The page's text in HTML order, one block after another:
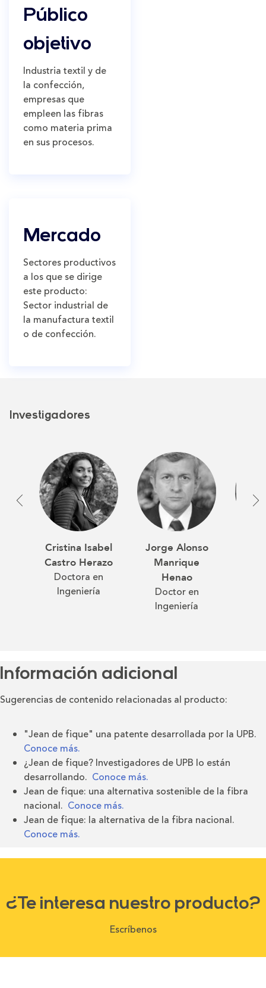
Público
objetivo
Industria textil y de
la confección,
empresas que
empleen las fibras
como materia prima
en sus procesos.
Mercado
Sectores productivos
a los que se dirige
este producto:
Sector industrial de
la manufactura textil
o de confección.
Investigadores
Cristina Isabel
Castro Herazo
Doctora en
Ingeniería
Jorge Alonso
Manrique
Henao
Doctor en
Ingeniería
Información adicional
Sugerencias de contenido relacionadas al producto:
"Jean de fique" una patente desarrollada por la UPB.
Conoce más.
¿Jean de fique? Investigadores de UPB lo están
desarrollando. Conoce más.
Jean de fique: una alternativa sostenible de la fibra
nacional. Conoce más.
Jean de fique: la alternativa de la fibra nacional.
Conoce más.
¿Te interesa nuestro producto?
Escríbenos